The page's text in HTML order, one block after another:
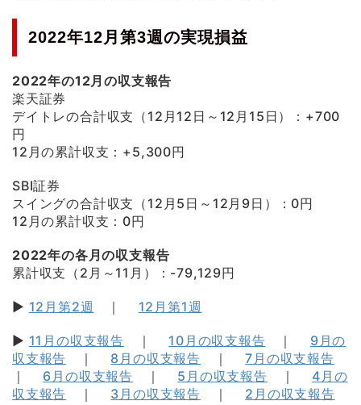
2022年12月第3週の実現損益
2022年の12月の収支報告
楽天証券
デイトレの合計収支（12月12日～12月15日）：+700
円
12月の累計収支：+5,300円
SBI証券
スイングの合計収支（12月5日～12月9日）：0円
12月の累計収支：0円
2022年の各月の収支報告
累計収支（2月～11月）：-79,129円
▶ 12月第2週 ｜ 12月第1週
▶ 11月の収支報告 ｜ 10月の収支報告 ｜ 9月の
収支報告 ｜ 8月の収支報告 ｜7月の収支報告
｜ 6月の収支報告 ｜ 5月の収支報告 ｜ 4月の
収支報告 ｜ 3月の収支報告 ｜ 2月の収支報告